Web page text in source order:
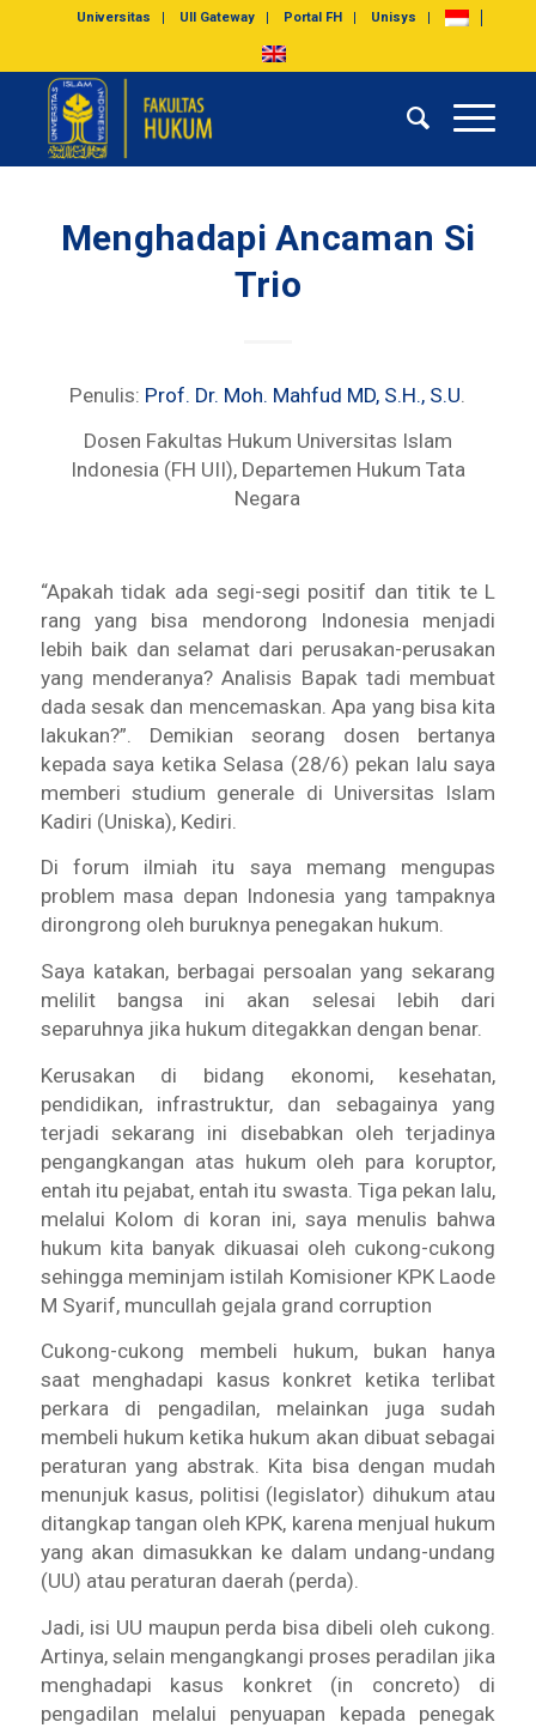
Universitas UII Gateway Portal FH Unisys
Menghadapi Ancaman Si
Trio
Penulis: Prof. Dr. Moh. Mahfud MD, S.H., S.U
Dosen Fakultas Hukum Universitas Islam
Indonesia (FH UII), Departemen Hukum Tata
Negara
“Apakah tidak ada segi-segi positif dan titik te L
rang yang bisa mendorong Indonesia menjadi
lebih baik dan selamat dari perusakan-perusakan
yang menderanya? Analisis Bapak tadi membuat
dada sesak dan mencemaskan. Apa yang bisa kita
lakukan?”. Demikian seorang dosen bertanya
kepada saya ketika Selasa (28/6) pekan lalu saya
memberi studium generale di Universitas Islam
Kadiri (Uniska), Kediri.
Di forum ilmiah itu saya memang mengupas
problem masa depan Indonesia yang tampaknya
dirongrong oleh buruknya penegakan hukum.
Saya katakan, berbagai persoalan yang sekarang
melilit bangsa ini akan selesai lebih dari
separuhnya jika hukum ditegakkan dengan benar.
Kerusakan di bidang ekonomi, kesehatan,
pendidikan, infrastruktur, dan sebagainya yang
terjadi sekarang ini disebabkan oleh terjadinya
pengangkangan atas hukum oleh para koruptor,
entah itu pejabat, entah itu swasta. Tiga pekan lalu,
melalui Kolom di koran ini, saya menulis bahwa
hukum kita banyak dikuasai oleh cukong-cukong
sehingga meminjam istilah Komisioner KPK Laode
M Syarif, muncullah gejala grand corruption
Cukong-cukong membeli hukum, bukan hanya
saat menghadapi kasus konkret ketika terlibat
perkara di pengadilan, melainkan juga sudah
membeli hukum ketika hukum akan dibuat sebagai
peraturan yang abstrak. Kita bisa dengan mudah
menunjuk kasus, politisi (legislator) dihukum atau
ditangkap tangan oleh KPK, karena menjual hukum
yang akan dimasukkan ke dalam undang-undang
(UU) atau peraturan daerah (perda).
Jadi, isi UU maupun perda bisa dibeli oleh cukong.
Artinya, selain mengangkangi proses peradilan jika
menghadapi kasus konkret (in concreto) di
pengadilan melalui penyuapan kepada penegak